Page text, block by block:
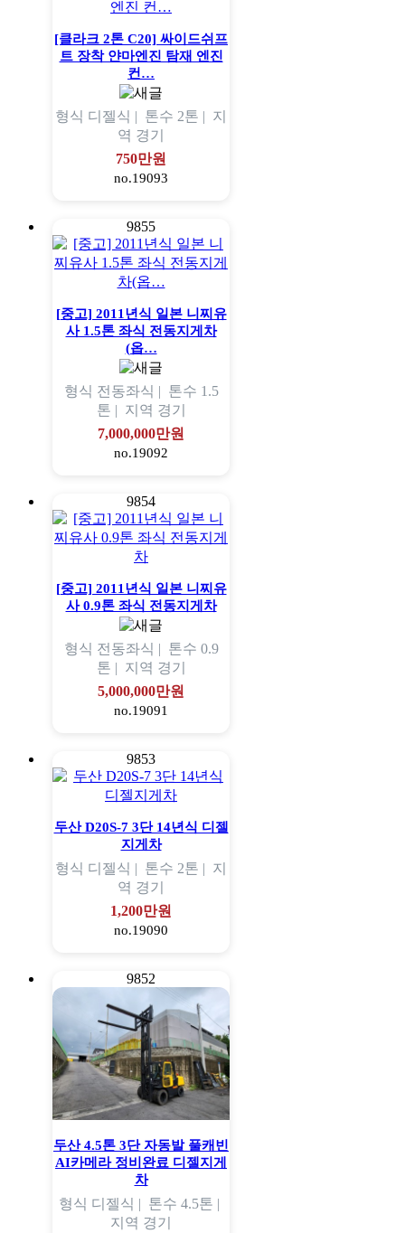
[클라크 2톤 C20] 싸이드쉬프
트 장착 얀마엔진 탐재 엔진
컨…
형식 디젤식 | 톤수 2톤 | 지
역 경기
750만원
no.19093
9855
[중고] 2011년식 일본 니찌유
사 1.5톤 좌식 전동지게차
(옵…
형식 전동좌식 | 톤수 1.5
톤 | 지역 경기
7,000,000만원
no.19092
9854
[중고] 2011년식 일본 니찌유
사 0.9톤 좌식 전동지게차
형식 전동좌식 | 톤수 0.9
톤 | 지역 경기
5,000,000만원
no.19091
9853
두산 D20S-7 3단 14년식 디젤
지게차
형식 디젤식 | 톤수 2톤 | 지
역 경기
1,200만원
no.19090
9852
두산 4.5톤 3단 자동발 풀캐빈
AI카메라 정비완료 디젤지게
차
형식 디젤식 | 톤수 4.5톤 |
지역 경기